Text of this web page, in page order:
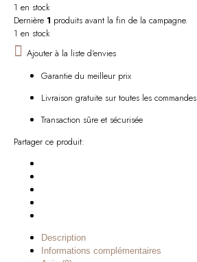
1 en stock
Dernière 1 produits avant la fin de la campagne.
1 en stock
Ajouter à la liste d'envies
Garantie du meilleur prix
Livraison gratuite sur toutes les commandes
Transaction sûre et sécurisée
Partager ce produit:
Description
Informations complémentaires